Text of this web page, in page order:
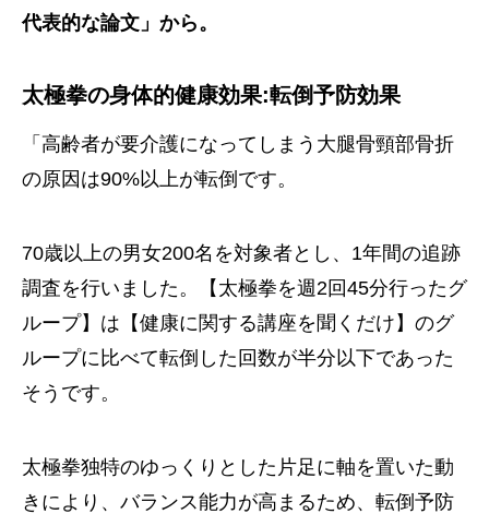
代表的な論文」から。
太極拳の身体的健康効果:転倒予防効果
「高齢者が要介護になってしまう大腿骨頸部骨折
の原因は90%以上が転倒です。
70歳以上の男女200名を対象者とし、1年間の追跡
調査を行いました。【太極拳を週2回45分行ったグ
ループ】は【健康に関する講座を聞くだけ】のグ
ループに比べて転倒した回数が半分以下であった
そうです。
太極拳独特のゆっくりとした片足に軸を置いた動
きにより、バランス能力が高まるため、転倒予防